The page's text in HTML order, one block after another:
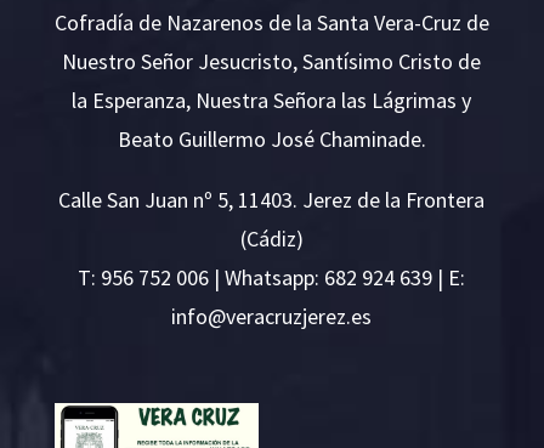
Cofradía de Nazarenos de la Santa Vera-Cruz de
Nuestro Señor Jesucristo, Santísimo Cristo de
la Esperanza, Nuestra Señora las Lágrimas y
Beato Guillermo José Chaminade.
Calle San Juan nº 5, 11403. Jerez de la Frontera
(Cádiz)
T: 956 752 006 | Whatsapp: 682 924 639 | E:
se.ze
rejzu
rcare
v@ofn
i